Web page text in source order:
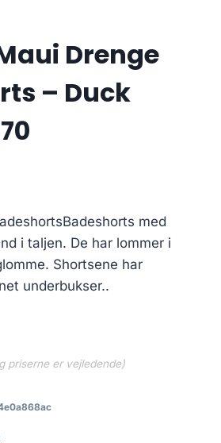
Drenge
– Duck
med
i taljen. De har lommer i
Shortsene har
underbukser..
priserne er vejledende)